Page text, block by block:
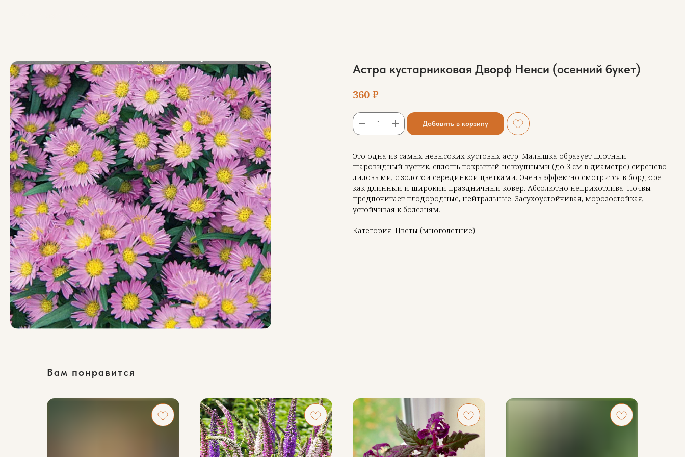
Астра кустарниковая Дворф Ненси (осенний букет)
360 ₽
Добавить в корзину
Это одна из самых невысоких кустовых астр. Малышка образует плотный
шаровидный кустик, сплошь покрытый некрупными (до 3 см в диаметре) сиренево-
лиловыми, с золотой серединкой цветками. Очень эффектно смотрится в бордюре
как длинный и широкий праздничный ковер. Абсолютно неприхотлива. Почвы
предпочитает плодородные, нейтральные. Засухоустойчивая, морозостойкая,
устойчивая к болезням.
Категория: Цветы (многолетние)
Вам понравится